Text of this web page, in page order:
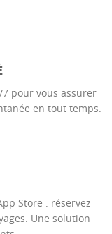
pour vous assurer
en tout temps.
Store : réservez
Une solution